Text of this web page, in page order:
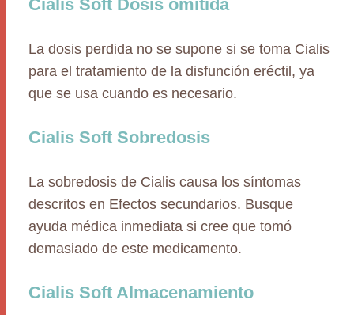
Cialis Soft Dosis omitida
La dosis perdida no se supone si se toma Cialis
para el tratamiento de la disfunción eréctil, ya
que se usa cuando es necesario.
Cialis Soft Sobredosis
La sobredosis de Cialis causa los síntomas
descritos en Efectos secundarios. Busque
ayuda médica inmediata si cree que tomó
demasiado de este medicamento.
Cialis Soft Almacenamiento